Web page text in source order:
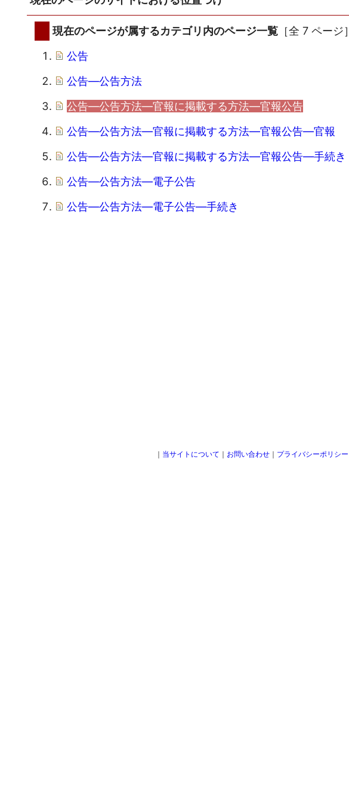
現在のページが属するカテゴリ内のページ一覧 ［全 7 ページ］
公告
公告―公告方法
公告―公告方法―官報に掲載する方法―官報公告
公告―公告方法―官報に掲載する方法―官報公告―官報
公告―公告方法―官報に掲載する方法―官報公告―手続き
公告―公告方法―電子公告
公告―公告方法―電子公告―手続き
｜ 当サイトについて ｜ お問い合わせ ｜ プライバシーポリシー